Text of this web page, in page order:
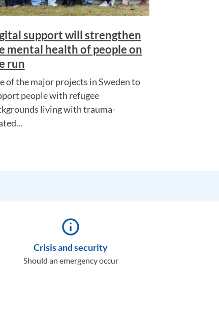
support will strengthen
mental health of people on
run
of the major projects in Sweden to
people with refugee
living with trauma-
info_outline
Crisis and security
Should an emergency occur